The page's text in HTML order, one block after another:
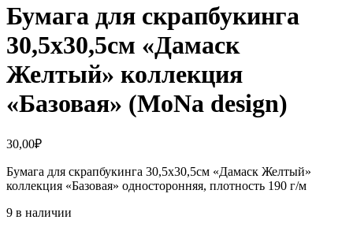
Бумага для скрапбукинга
30,5х30,5см «Дамаск
Желтый» коллекция
«Базовая» (MoNa design)
30,00₽
Бумага для скрапбукинга 30,5х30,5см «Дамаск Желтый»
коллекция «Базовая» односторонняя, плотность 190 г/м
9 в наличии